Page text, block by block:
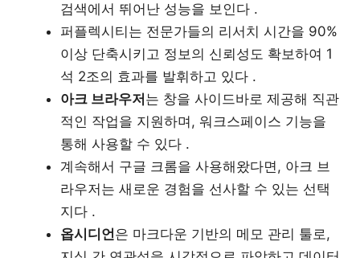
검색에서 뛰어난 성능을 보인다 .
퍼플렉시티는 전문가들의 리서치 시간을 90%
이상 단축시키고 정보의 신뢰성도 확보하여 1
석 2조의 효과를 발휘하고 있다 .
아크 브라우저 는 창을 사이드바로 제공해 직관
적인 작업을 지원하며, 워크스페이스 기능을
통해 사용할 수 있다 .
계속해서 구글 크롬을 사용해왔다면, 아크 브
라우저는 새로운 경험을 선사할 수 있는 선택
지다 .
옵시디언은 마크다운 기반의 메모 관리 툴로,